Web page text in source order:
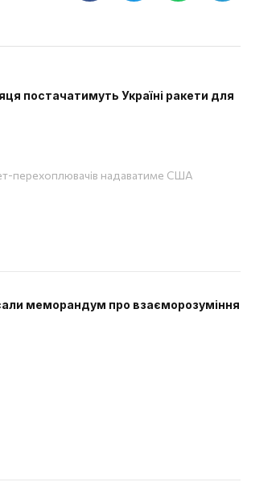
постачатимуть Україні ракети для
перехоплювачів надаватиме США
меморандум про взаєморозуміння